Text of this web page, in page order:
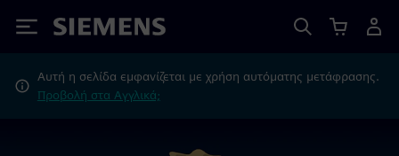
Siemens
Αυτή η σελίδα εμφανίζεται με χρήση αυτόματης μετάφρασης.
Προβολή στα Αγγλικά;